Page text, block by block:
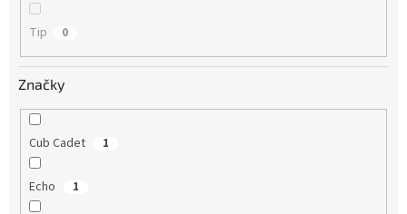
Tip 0
Značky
Cub Cadet 1
Echo 1